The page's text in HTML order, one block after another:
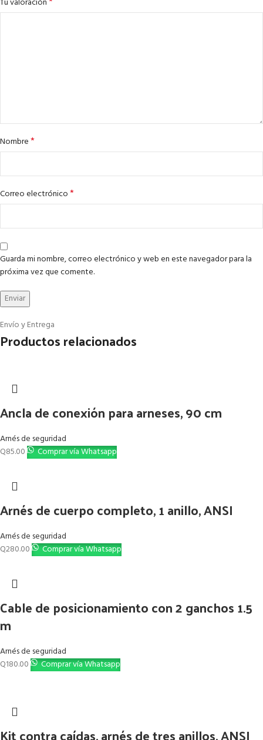
Nombre*
Correo electrónico*
Guarda mi nombre, correo electrónico y web en este navegador para la
próxima vez que comente.
Envío y Entrega
Productos relacionados
Ancla de conexión para arneses, 90 cm
Arnés de seguridad
Q85.00 Comprar vía Whatsapp
Arnés de cuerpo completo, 1 anillo, ANSI
Arnés de seguridad
Q280.00 Comprar vía Whatsapp
Cable de posicionamiento con 2 ganchos 1.5
m
Arnés de seguridad
Q180.00 Comprar vía Whatsapp
Kit contra caídas, arnés de tres anillos, ANSI